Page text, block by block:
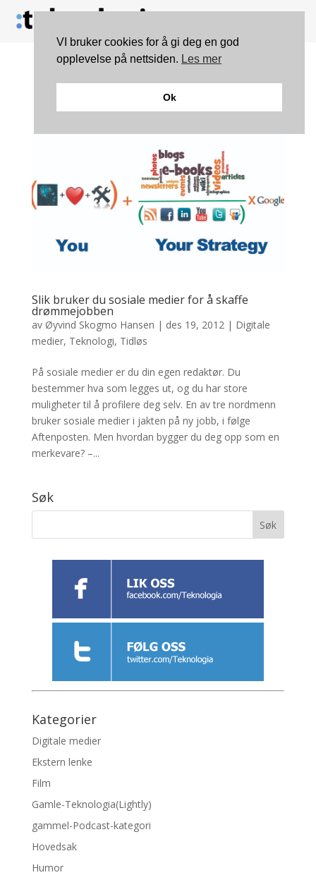
Slik bruker du sosiale medier for å skaffe
drømmejobben
av Øyvind Skogmo Hansen | des 19, 2012 | Digitale
medier, Teknologi, Tidløs
På sosiale medier er du din egen redaktør. Du
bestemmer hva som legges ut, og du har store
muligheter til å profilere deg selv. En av tre nordmenn
bruker sosiale medier i jakten på ny jobb, i følge
Aftenposten. Men hvordan bygger du deg opp som en
merkevare? –...
Søk
Kategorier
Digitale medier
Ekstern lenke
Film
Gamle-Teknologia(Lightly)
gammel-Podcast-kategori
Hovedsak
Humor
VI bruker cookies for å gi deg en god
opplevelse på nettsiden. Les mer
Ok